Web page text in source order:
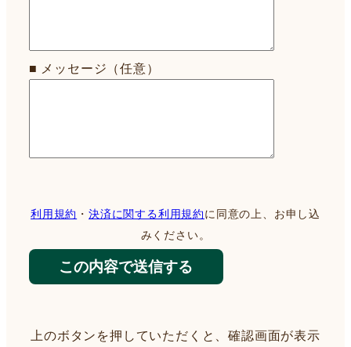
■ メッセージ（任意）
利用規約 ・ 決済に関する利用規約に同意の上、お申し込
みください。
上のボタンを押していただくと、確認画面が表示